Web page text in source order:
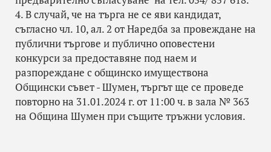
4. В случай, че на търга не се яви кандидат,
съгласно чл. 10, ал. 2 от Наредба за провеждане на
публични търгове и публично оповестени
конкурси за предоставяне под наем и
разпореждане с общинско имуществона
Общински съвет - Шумен, търгът ще се проведе
повторно на 31.01.2024 г. от 11:00 ч. в зала № 363
на Община Шумен при същите тръжни условия.